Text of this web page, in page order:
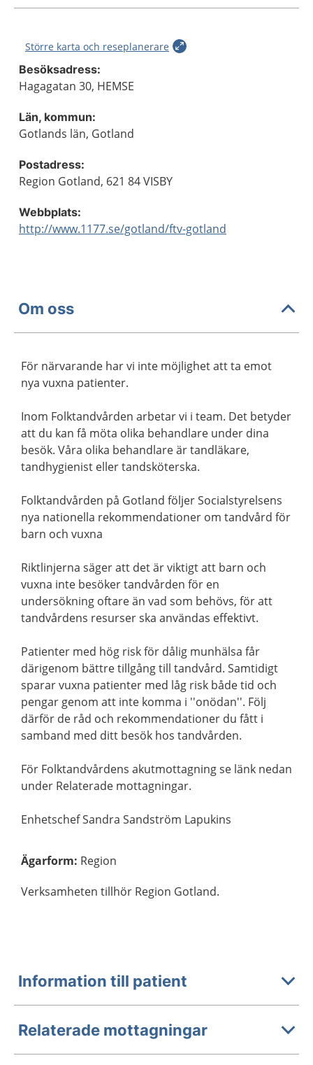
Större karta och reseplanerare
Besöksadress:
Hagagatan 30, HEMSE
Län, kommun:
Gotlands län, Gotland
Postadress:
Region Gotland, 621 84 VISBY
Webbplats:
http://www.1177.se/gotland/ftv-gotland
Om oss
För närvarande har vi inte möjlighet att ta emot
nya vuxna patienter.
Inom Folktandvården arbetar vi i team. Det betyder
att du kan få möta olika behandlare under dina
besök. Våra olika behandlare är tandläkare,
tandhygienist eller tandsköterska.
Folktandvården på Gotland följer Socialstyrelsens
nya nationella rekommendationer om tandvård för
barn och vuxna
Riktlinjerna säger att det är viktigt att barn och
vuxna inte besöker tandvården för en
undersökning oftare än vad som behövs, för att
tandvårdens resurser ska användas effektivt.
Patienter med hög risk för dålig munhälsa får
därigenom bättre tillgång till tandvård. Samtidigt
sparar vuxna patienter med låg risk både tid och
pengar genom att inte komma i ''onödan''. Följ
därför de råd och rekommendationer du fått i
samband med ditt besök hos tandvården.
För Folktandvårdens akutmottagning se länk nedan
under Relaterade mottagningar.
Enhetschef Sandra Sandström Lapukins
Ägarform: Region
Verksamheten tillhör Region Gotland.
Information till patient
Relaterade mottagningar